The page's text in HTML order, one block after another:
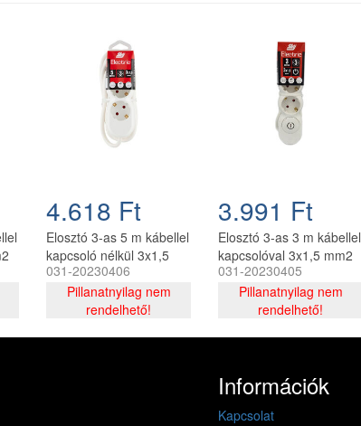
4.618 Ft
Elosztó 3-as 5 m kábellel
kapcsoló nélkül 3x1,5
mm2 KF-03C-5,0m
031-20230406
Pillanatnyilag nem
rendelhető!
3.991 Ft
Elosztó 3-as 3 m kábellel
kapcsolóval 3x1,5 mm2
KF-03CK-3,0m
031-20230405
Pillanatnyilag nem
rendelhető!
Információk
Kapcsolat